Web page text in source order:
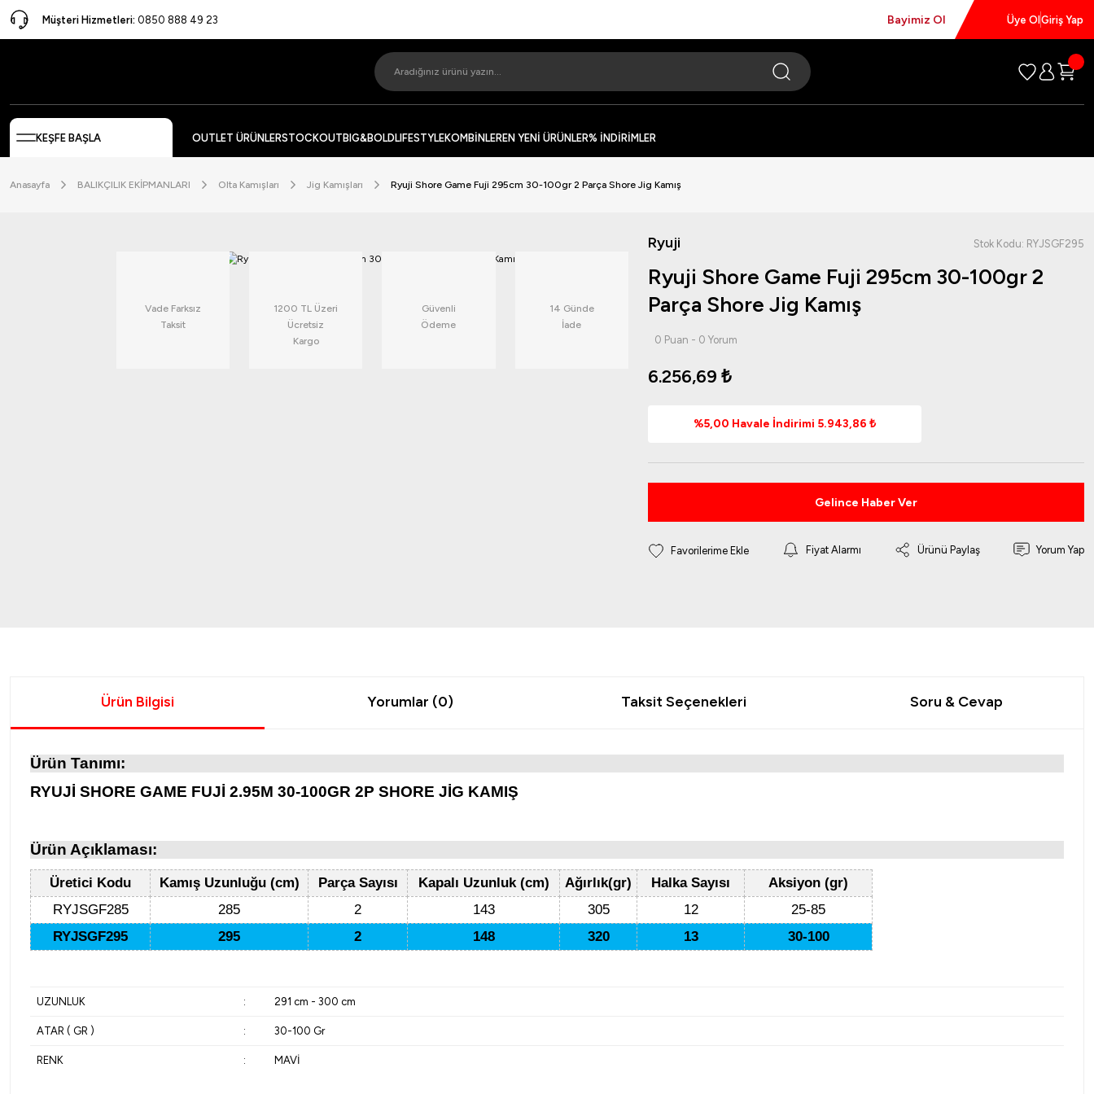
Müşteri Hizmetleri: 0850 888 49 23 Bayimiz Ol Üye OlGiriş Yap
KEŞFE BAŞLA OUTLET ÜRÜNLERSTOCKOUTBIG&BOLDLIFESTYLEKOMBİNLEREN YENİ ÜRÜNLER% İNDİRİMLER
Anasayfa BALIKÇILIK EKİPMANLARI Olta Kamışları Jig Kamışları Ryuji Shore Game Fuji 295cm 30-100gr 2 Parça Shore Jig Kamış
Vade Farksız
Taksit
1200 TL Üzeri
Ücretsiz
Kargo
Güvenli
Ödeme
14 Günde
İade
Ryuji Stok Kodu: RYJSGF295
Ryuji Shore Game Fuji 295cm 30-100gr 2
Parça Shore Jig Kamış
0 Puan - 0 Yorum
6.256,69 ₺
%5,00 Havale İndirimi 5.943,86 ₺
Gelince Haber Ver
Fiyat Alarmı Ürünü Paylaş Yorum Yap
Ürün Bilgisi Yorumlar (0) Taksit Seçenekleri Soru & Cevap
Ürün Tanımı:
RYUJİ SHORE GAME FUJİ 2.95M 30-100GR 2P SHORE JİG KAMIŞ
Ürün Açıklaması:
Üretici Kodu Kamış Uzunluğu (cm) Parça Sayısı Kapalı Uzunluk (cm) Ağırlık(gr) Halka Sayısı
Aksiyon (gr)
RYJSGF285
285 2 143 305 12
25-85
RYJSGF295
295 2 148 320 13 30-100
UZUNLUK : 291 cm - 300 cm
ATAR ( GR ) : 30-100 Gr
RENK : MAVİ